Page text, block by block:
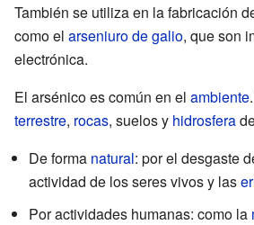
También se utiliza en la fabricación
como el arseniuro de galio, que son
electrónica.
El arsénico es común en el ambiente
terrestre, rocas, suelos y hidrosfera
De forma natural: por el desgaste
actividad de los seres vivos y las
Por actividades humanas: como la